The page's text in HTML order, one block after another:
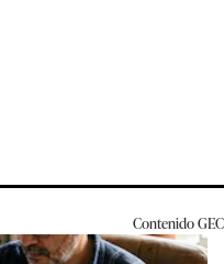
ContenidoGEC